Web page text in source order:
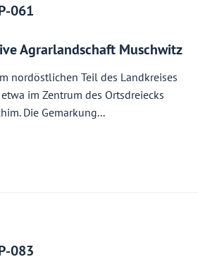
061
Agrarlandschaft Muschwitz
nordöstlichen Teil des Landkreises
im Zentrum des Ortsdreiecks
Die Gemarkung...
083